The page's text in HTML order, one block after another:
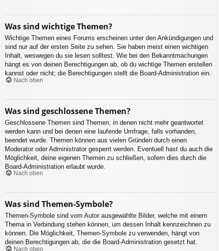
Was sind wichtige Themen?
Wichtige Themen eines Forums erscheinen unter den Ankündigungen und
sind nur auf der ersten Seite zu sehen. Sie haben meist einen wichtigen
Inhalt, weswegen du sie lesen solltest. Wie bei den Bekanntmachungen
hängt es von deinen Berechtigungen ab, ob du wichtige Themen erstellen
kannst oder nicht; die Berechtigungen stellt die Board-Administration ein.
Nach oben
Was sind geschlossene Themen?
Geschlossene Themen sind Themen, in denen nicht mehr geantwortet
werden kann und bei denen eine laufende Umfrage, falls vorhanden,
beendet wurde. Themen können aus vielen Gründen durch einen
Moderator oder Administrator gesperrt werden. Eventuell hast du auch die
Möglichkeit, deine eigenen Themen zu schließen, sofern dies durch die
Board-Administration erlaubt wurde.
Nach oben
Was sind Themen-Symbole?
Themen-Symbole sind vom Autor ausgewählte Bilder, welche mit einem
Thema in Verbindung stehen können, um dessen Inhalt kennzeichnen zu
können. Die Möglichkeit, Themen-Symbole zu verwenden, hängt von
deinen Berechtigungen ab, die die Board-Administration gesetzt hat.
Nach oben